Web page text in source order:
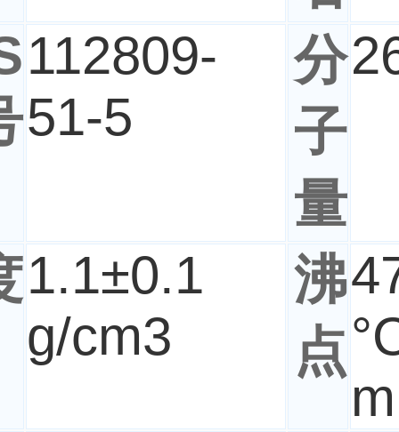
112809-
51-5
分
子
量
1.1±0.1
g/cm3
沸
点